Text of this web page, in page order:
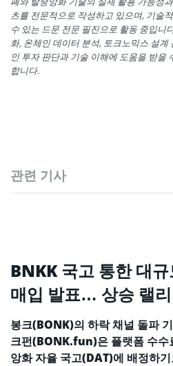
츠를 전문적으로 작성하고 있으며, 기술
수 있는 드문 전문 필진으로 활동 중입니
화, 온체인 데이터 분석, 토크노믹스 설
인 투자 판단과 기술 이해에 도움을 받을
합니다.
관련 기사
BNKK 국고 통한 대
매입 발표… 상승 랠
봉크(BONK)의 하락 채널 돌파
크펀(BONK.fun)은 플랫폼 수수
앙화 자율 국고(DAT)에 배정하